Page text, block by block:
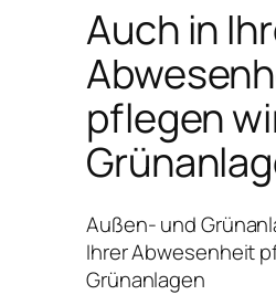
Auch in
pflegen
Außen- und
Ihrer Abwesenheit
Grünanlagen